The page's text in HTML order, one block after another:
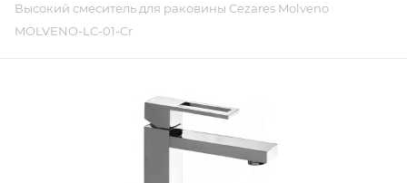
Высокий смеситель для раковины Cezares Molveno
MOLVENO-LC-01-Cr